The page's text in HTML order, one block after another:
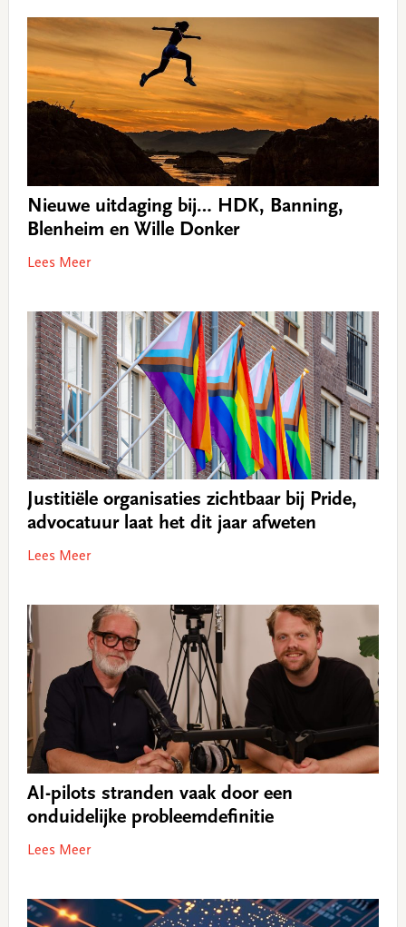
Nieuwe uitdaging bij… HDK, Banning,
Blenheim en Wille Donker
Lees Meer
Justitiële organisaties zichtbaar bij Pride,
advocatuur laat het dit jaar afweten
Lees Meer
AI-pilots stranden vaak door een
onduidelijke probleemdefinitie
Lees Meer